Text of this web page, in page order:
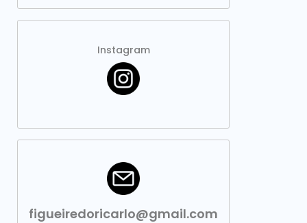
Instagram
figueiredoricarlo@gmail.com